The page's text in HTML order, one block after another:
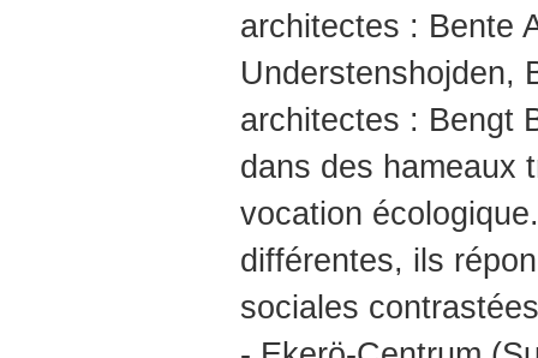
architectes : Bente
Understenshojden,
architectes : Bengt
dans des hameaux
vocation
différentes, ils
sociales